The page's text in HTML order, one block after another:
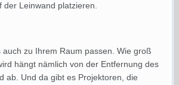
der Leinwand platzieren.
auch zu Ihrem Raum passen. Wie groß
hängt nämlich von der Entfernung des
ab. Und da gibt es Projektoren, die